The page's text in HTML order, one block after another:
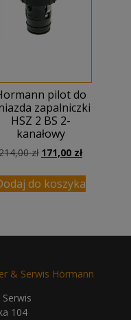
pilot do
zapalniczki
HSZ 2 BS 2-
kanałowy
zł Pierwotna
wynosiła:
214,00 zł.
171,00 złAktualna
wynosi:
171,00 zł.
do koszyka
& Serwis Hörmann
104